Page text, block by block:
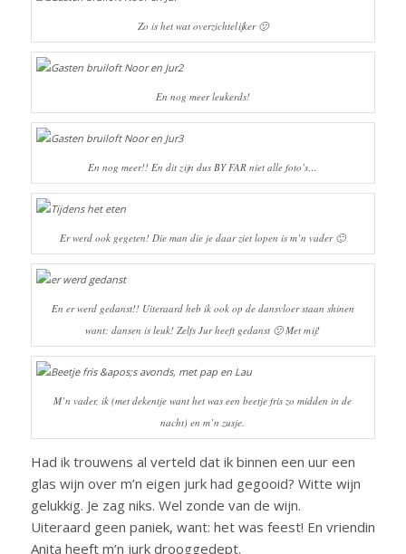
Zo is het wat overzichtelijker 🙂
En nog meer leukerds!
En nog meer!! En dit zijn dus BY FAR niet alle foto’s…
Er werd ook gegeten! Die man die je daar ziet lopen is m’n vader 🙂
En er werd gedanst!! Uiteraard heb ik ook op de dansvloer staan shinen
want: dansen is leuk! Zelfs Jur heeft gedanst 🙂 Met mij!
M’n vader, ik (met dekentje want het was een beetje fris zo midden in de
nacht) en m’n zusje.
Had ik trouwens al verteld dat ik binnen een uur een
glas wijn over m’n eigen jurk had gegooid? Witte wijn
gelukkig. Je zag niks. Wel zonde van de wijn.
Uiteraard geen paniek, want: het was feest! En vriendin
Anita heeft m’n jurk drooggedept.